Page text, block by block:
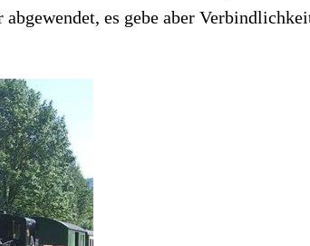
es gebe aber